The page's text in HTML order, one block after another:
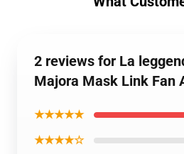
2 reviews for La
Majora Mask Link Fan
★★★★★
★★★★☆